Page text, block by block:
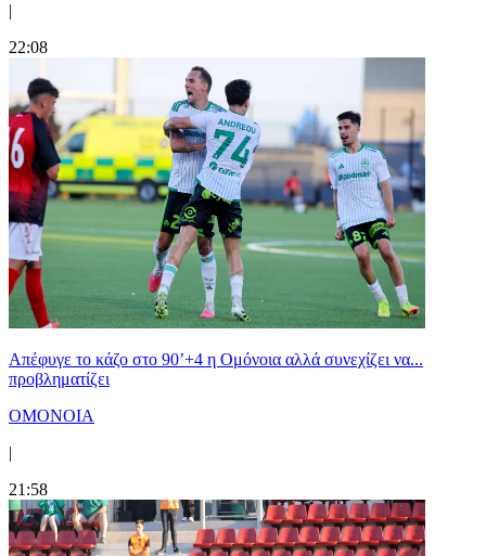
|
22:08
Απέφυγε το κάζο στο 90’+4 η Ομόνοια αλλά συνεχίζει να...
προβληματίζει
ΟΜΟΝΟΙΑ
|
21:58